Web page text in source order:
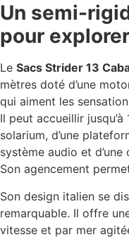
Un semi-
pour
Le Sacs Strider 13
mètres doté d’une
qui aiment les
Il peut accueillir
solarium, d’une
système audio et
Son agencement
Son design italien se
remarquable. Il offre
vitesse et par mer